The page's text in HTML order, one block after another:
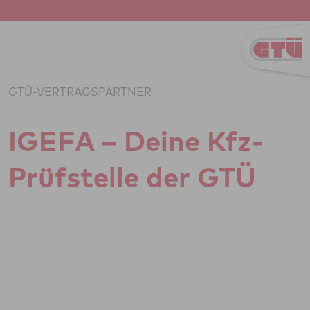
GTÜ-VERTRAGSPARTNER
IGEFA – Deine Kfz-
Prüf­stelle der GTÜ